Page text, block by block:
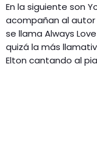
En la siguiente son
acompañan al autor
se llama Always
quizá la más
Elton cantando al